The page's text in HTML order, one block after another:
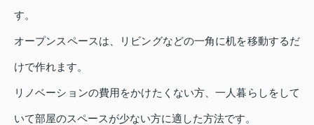
す。
オープンスペースは、リビングなどの一角に机を移動するだ
けで作れます。
リノベーションの費用をかけたくない方、一人暮らしをして
いて部屋のスペースが少ない方に適した方法です。